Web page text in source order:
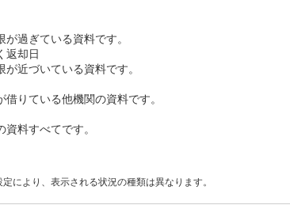
が過ぎている資料です。
返却日
が近づいている資料です。
借りている他機関の資料です。
資料すべてです。
定により、表示される状況の種類は異なります。